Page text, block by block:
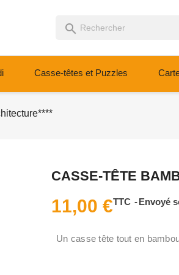
search
Casse-têtes et Puzzles
CASSE-TÊTE
11,00 €TTC Envoyé
Un casse tête tout en